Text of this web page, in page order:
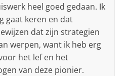
heel goed gedaan. Ik
gaat keren en dat
dat zijn strategien
werpen, want ik heb erg
het lef en het
van deze pionier.